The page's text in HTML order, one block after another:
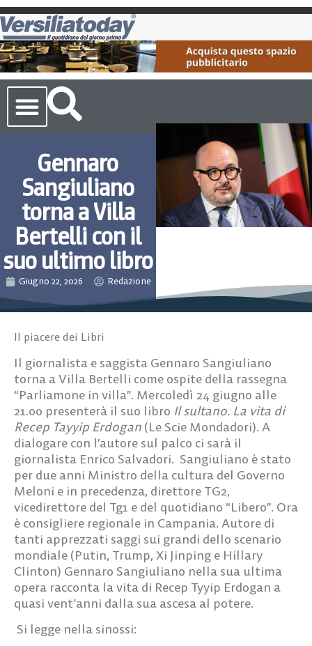
Gennaro
Sangiuliano
torna a Villa
Bertelli con il
suo ultimo libro
Giugno 22, 2026 Redazione
Il piacere dei Libri
Il giornalista e saggista Gennaro Sangiuliano
torna a Villa Bertelli come ospite della rassegna
“Parliamone in villa”. Mercoledì 24 giugno alle
21.00 presenterà il suo libro Il sultano. La vita di
Recep Tayyip Erdogan (Le Scie Mondadori). A
dialogare con l’autore sul palco ci sarà il
giornalista Enrico Salvadori. Sangiuliano è stato
per due anni Ministro della cultura del Governo
Meloni e in precedenza, direttore TG2,
vicedirettore del Tg1 e del quotidiano “Libero”. Ora
è consigliere regionale in Campania. Autore di
tanti apprezzati saggi sui grandi dello scenario
mondiale (Putin, Trump, Xi Jinping e Hillary
Clinton) Gennaro Sangiuliano nella sua ultima
opera racconta la vita di Recep Tyyip Erdogan a
quasi vent’anni dalla sua ascesa al potere.
Si legge nella sinossi: